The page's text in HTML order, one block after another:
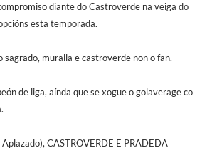
diante do Castroverde na veiga do
esta temporada.
sagrado, muralla e castroverde non o fan.
de liga, aínda que se xogue o golaverage co
CASTROVERDE E PRADEDA